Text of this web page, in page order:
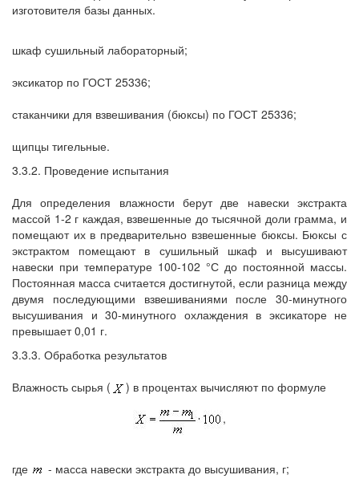
изготовителя базы данных.
шкаф сушильный лабораторный;
эксикатор по ГОСТ 25336;
стаканчики для взвешивания (бюксы) по ГОСТ 25336;
щипцы тигельные.
3.3.2. Проведение испытания
Для определения влажности берут две навески экстракта
массой 1-2 г каждая, взвешенные до тысячной доли грамма, и
помещают их в предварительно взвешенные бюксы. Бюксы с
экстрактом помещают в сушильный шкаф и высушивают
навески при температуре 100-102 °С до постоянной массы.
Постоянная масса считается достигнутой, если разница между
двумя последующими взвешиваниями после 30-минутного
высушивания и 30-минутного охлаждения в эксикаторе не
превышает 0,01 г.
3.3.3. Обработка результатов
Влажность сырья (
) в процентах вычисляют по формуле
,
где
- масса навески экстракта до высушивания, г;